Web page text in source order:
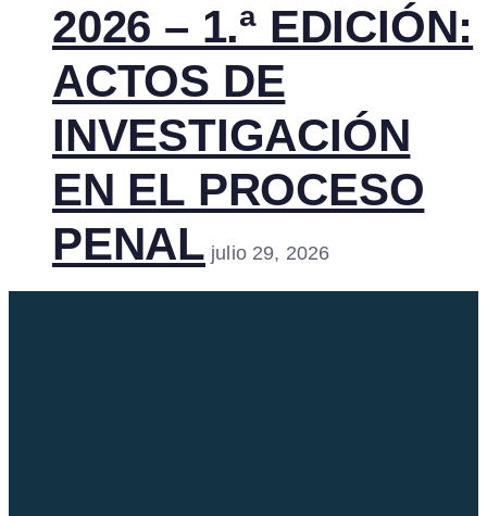
2026 – 1.ª EDICIÓN:
ACTOS DE
INVESTIGACIÓN
EN EL PROCESO
PENAL julio 29, 2026